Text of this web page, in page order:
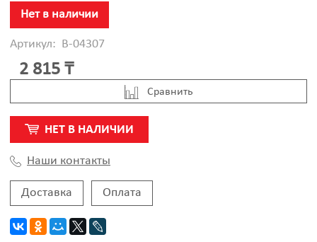
Нет в наличии
Артикул: B-04307
2 815 ₸
Cравнить
НЕТ В НАЛИЧИИ
Наши контакты
Доставка Оплата